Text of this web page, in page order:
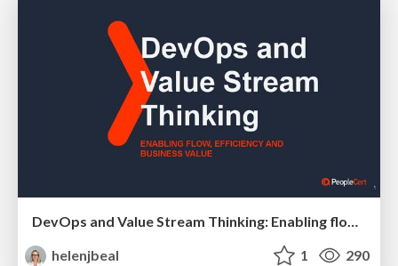
DevOps and Value Stream Thinking: Enabling flow, efficiency and business value
helenjbeal
1 290